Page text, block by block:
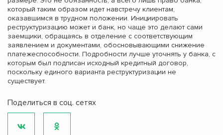
который таким образом идет навстречу клиентам,
оказавшимся в трудном положении. Инициировать
реструктуризацию может и банк, но чаще это делают сами
заемщики, обращаясь в отделение с соответствующим
заявлением и документами, обосновывающими снижение
платежеспособности. Подробности лучше уточнять у банка, с
которым был подписан исходный кредитный договор,
поскольку единого варианта реструктуризации не
существует.
Поделиться в соц. сетях